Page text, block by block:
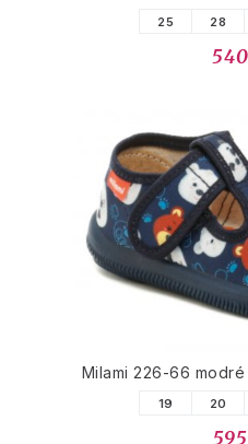
25 28
Milami 226-66
19 20